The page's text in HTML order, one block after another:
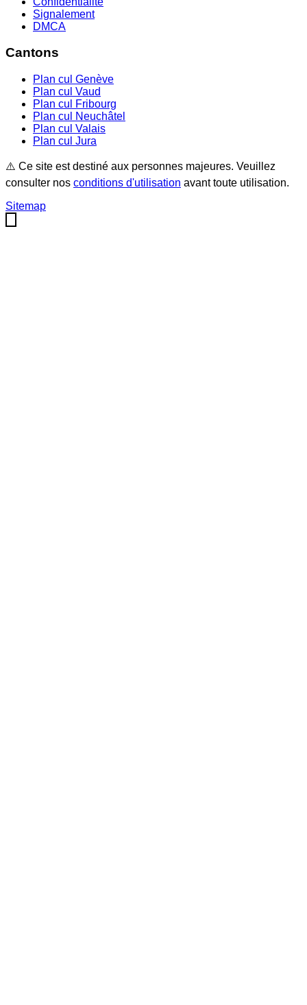
Signalement
DMCA
Cantons
Plan cul Genève
Plan cul Vaud
Plan cul
Fribourg
Plan cul
Neuchâtel
Plan cul Valais
Plan cul Jura
⚠️ Ce site est destiné aux personnes majeures. Veuillez
consulter nos conditions d'utilisation avant toute utilisation.
Sitemap